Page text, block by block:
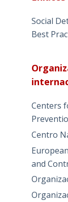
Social
Best
Centers
Centro
and